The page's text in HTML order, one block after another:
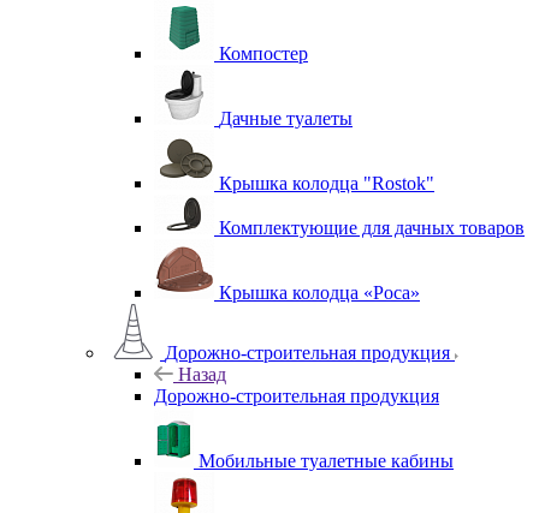
Компостер
Дачные туалеты
Крышка колодца "Rostok"
Комплектующие для дачных товаров
Крышка колодца «Роса»
Дорожно-строительная продукция
Назад
Дорожно-строительная продукция
Мобильные туалетные кабины